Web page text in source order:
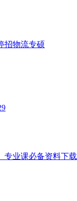
招物流专硕
专业课必备资料下载